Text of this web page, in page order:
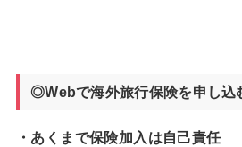
◎Webで海外旅行保険を申し込
・あくまで保険加入は自己責任